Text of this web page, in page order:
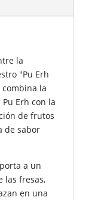
la
"Pu Erh
combina la
Erh con la
de frutos
de sabor
a un
las fresas,
en una